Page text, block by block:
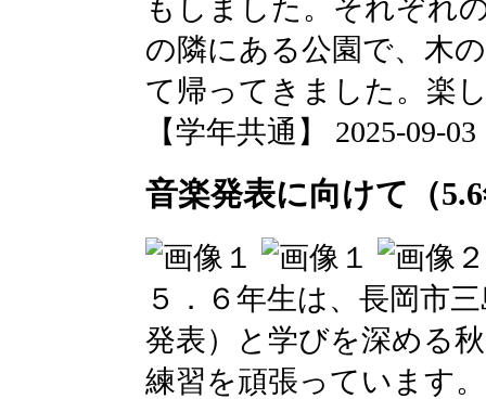
もしました。それぞれ
の隣にある公園で、木
て帰ってきました。楽
【学年共通】 2025-09-
音楽発表に向けて（
５．６年生は、長岡市
発表）と学びを深める
練習を頑張っています